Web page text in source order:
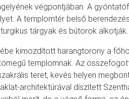
végpontjában. A
A templomtér belső
tárgyak és bútorok alkotják.
kimozdított harangtorony a
templomnak. Az
teret, kevés helyen
architektúrával díszített